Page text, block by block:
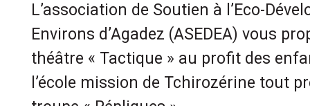
L’association de Soutien à l’Eco-
Environs d’Agadez (ASEDEA) vous
théâtre « Tactique » au profit des
l’école mission de Tchirozérine tout